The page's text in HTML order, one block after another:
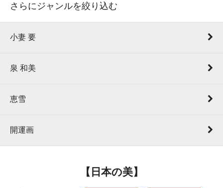
さらにジャンルを絞り込む
小妻 要
泉 和美
恵雪
開運画
【日本の美】